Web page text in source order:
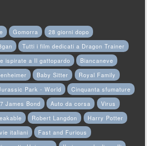
Gomorra
28 giorni dopo
Tutti i film dedicati a Dragon Trainer
ispirate a Il gattopardo
Biancaneve
Baby Sitter
Royal Family
Park - World
Cinquanta sfumature
James Bond Auto da corsa
Virus
Robert Langdon
Harry Potter
italiani
Fast and Furious